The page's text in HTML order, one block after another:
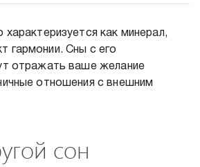
как минерал,
гармонии. Сны с его
отражать ваше желание
отношения с внешним
сон